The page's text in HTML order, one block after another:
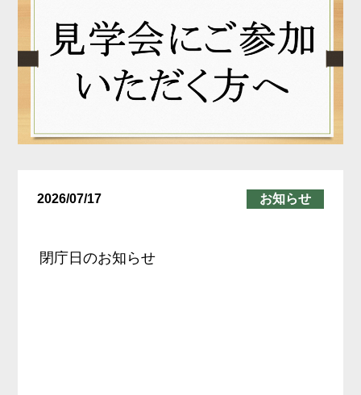
2026/07/17 お知らせ
閉庁日のお知らせ